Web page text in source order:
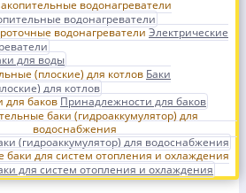
водонагреватели
Электрические
для воды
Баки
для котлов
Принадлежности для баков
(гидроаккумулятор) для водоснабжения
для систем отопления и охлаждения